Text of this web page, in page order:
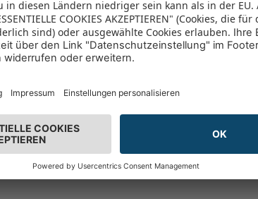
(2389) 96%